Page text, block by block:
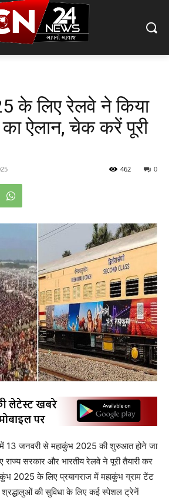
के लिए रेलवे ने किया
ऐलान, चेक करें पूरी
0
462
में 13 जनवरी से महाकुंभ 2025 की शुरुआत होने जा
सरकार और भारतीय रेलवे ने पूरी तैयारी कर
2025 के लिए प्रयागराज में महाकुंभ ग्राम टेंट
श्रद्धालुओं की सुविधा के लिए कई स्पेशल ट्रेनें